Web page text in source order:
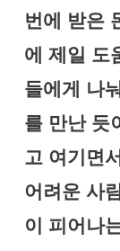
번에 받은
에 제일 도
들에게 나
를 만난 듯
고 여기면
어려운 사
이 피어나